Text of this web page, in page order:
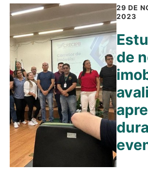
29 DE
2023
de